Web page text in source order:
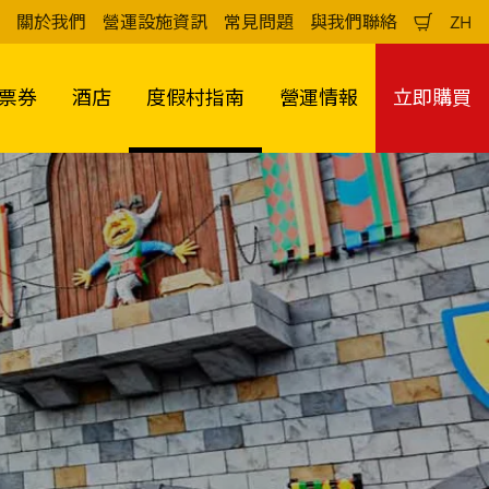
關於我們 營運設施資訊 常見問題 與我們聯絡
物
ZH
中
文
券 酒店 度假村指南 營運情報 立即購買